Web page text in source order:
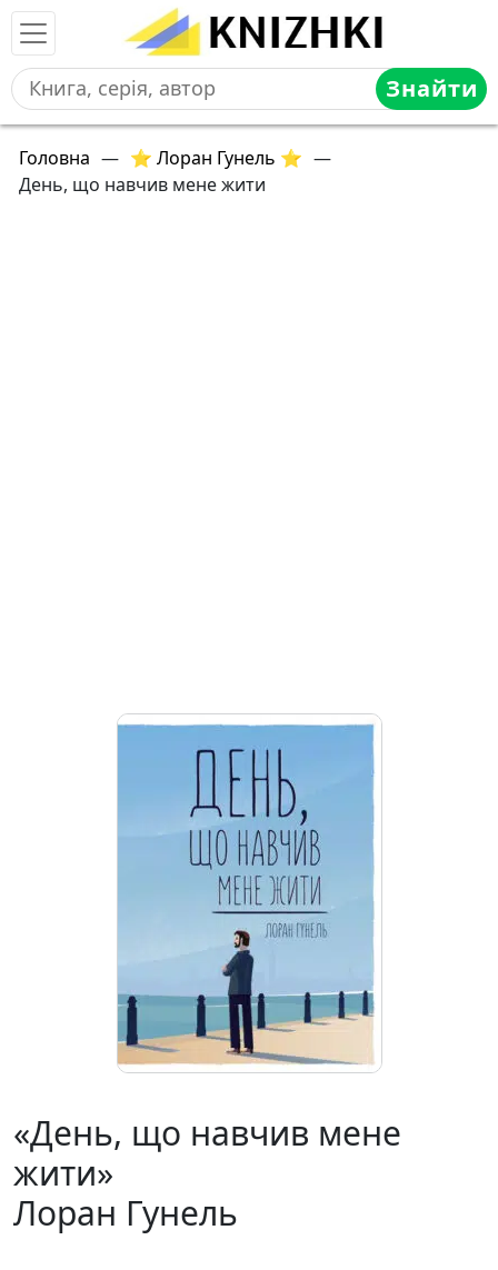
Знайти
Головна — ⭐ Лоран Гунель ⭐ —
День, що навчив мене жити
«День, що навчив мене
жити»
Лоран Гунель